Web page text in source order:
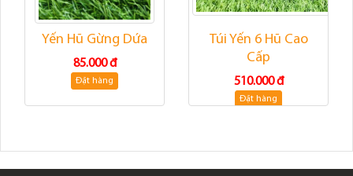
Yến Hũ Gừng Dứa
85.000 đ
Đặt hàng
Túi Yến 6 Hũ Cao
Cấp
510.000 đ
Đặt hàng